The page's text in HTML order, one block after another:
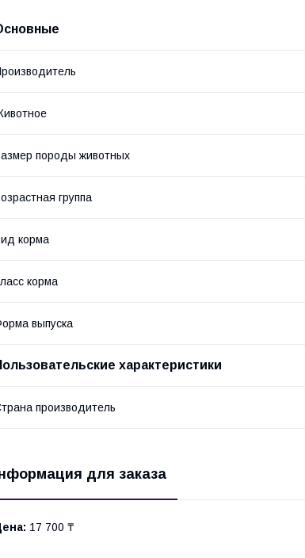
породы животных
группа
корма
корма
выпуска
характеристики
производитель
для заказа
17 700 ₸